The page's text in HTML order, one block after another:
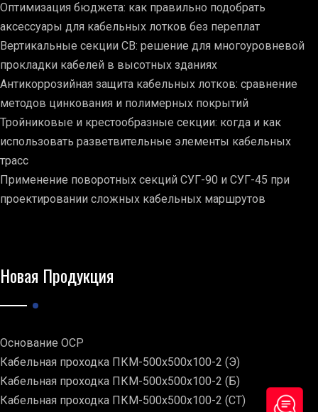
Оптимизация бюджета: как правильно подобрать
аксессуары для кабельных лотков без переплат
Вертикальные секции СВ: решение для многоуровневой
прокладки кабелей в высотных зданиях
Антикоррозийная защита кабельных лотков: сравнение
методов цинкования и полимерных покрытий
Тройниковые и крестообразные секции: когда и как
использовать разветвительные элементы кабельных
трасс
Применение поворотных секций СУГ-90 и СУГ-45 при
проектировании сложных кабельных маршрутов
Новая Продукция
Основание ОСР
Кабельная проходка ПКМ-500х500х100-2 (Э)
Кабельная проходка ПКМ-500х500х100-2 (Б)
Кабельная проходка ПКМ-500х500х100-2 (СТ)